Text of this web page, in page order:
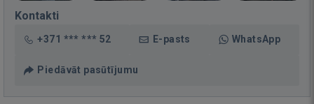
Kontakti
+371 *** *** 52 E-pasts WhatsApp
Piedāvāt pasūtījumu